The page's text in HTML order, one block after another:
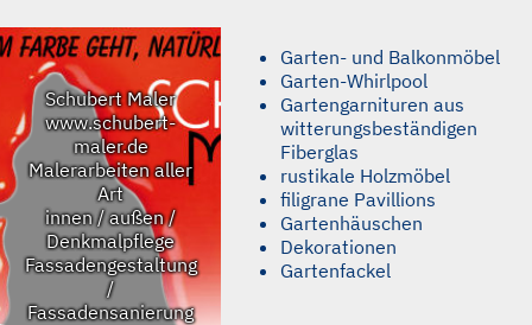
Schubert Maler
www.schubert-
maler.de
Malerarbeiten aller
Art
innen / außen /
Denkmalpflege
Fassadengestaltung
/
Fassadensanierung
Garten- und Balkonmöbel
Garten-Whirlpool
Gartengarnituren aus
witterungsbeständigen
Fiberglas
rustikale Holzmöbel
filigrane Pavillions
Gartenhäuschen
Dekorationen
Gartenfackel